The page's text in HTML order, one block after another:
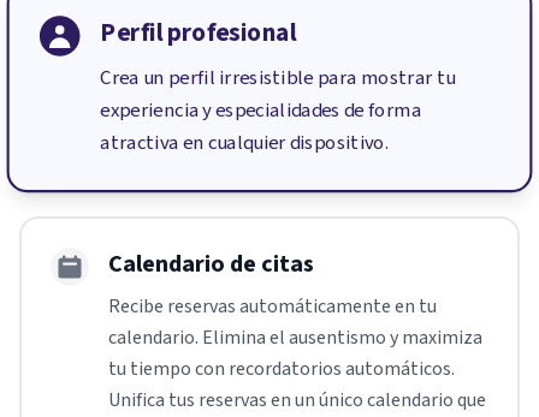
Perfil profesional
Crea un perfil irresistible para mostrar tu
experiencia y especialidades de forma
atractiva en cualquier dispositivo.
Calendario de citas
Recibe reservas automáticamente en tu
calendario. Elimina el ausentismo y maximiza
tu tiempo con recordatorios automáticos.
Unifica tus reservas en un único calendario que